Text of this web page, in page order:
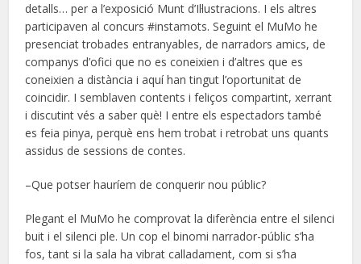
detalls… per a l’exposició Munt d’Il·lustracions. I els altres
participaven al concurs #instamots. Seguint el MuMo he
presenciat trobades entranyables, de narradors amics, de
companys d’ofici que no es coneixien i d’altres que es
coneixien a distància i aquí han tingut l’oportunitat de
coincidir. I semblaven contents i feliços compartint, xerrant
i discutint vés a saber què! I entre els espectadors també
es feia pinya, perquè ens hem trobat i retrobat uns quants
assidus de sessions de contes.
–Que potser hauríem de conquerir nou públic?
Plegant el MuMo he comprovat la diferència entre el silenci
buit i el silenci ple. Un cop el binomi narrador-públic s’ha
fos, tant si la sala ha vibrat calladament, com si s’ha